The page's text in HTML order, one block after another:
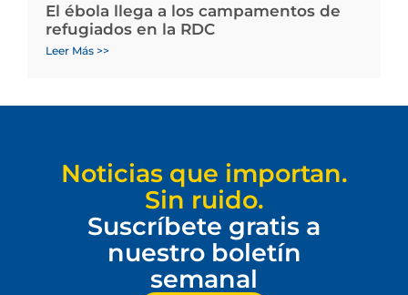
El ébola llega a los campamentos de
refugiados en la RDC
Leer Más >>
Noticias que importan.
Sin ruido.
Suscríbete gratis a
nuestro boletín
semanal